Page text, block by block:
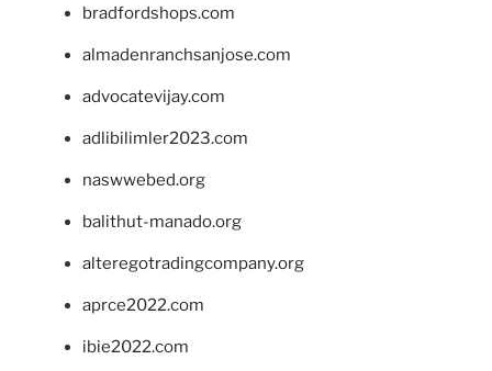
bradfordshops.com
almadenranchsanjose.com
advocatevijay.com
adlibilimler2023.com
naswwebed.org
balithut-manado.org
alteregotradingcompany.org
aprce2022.com
ibie2022.com